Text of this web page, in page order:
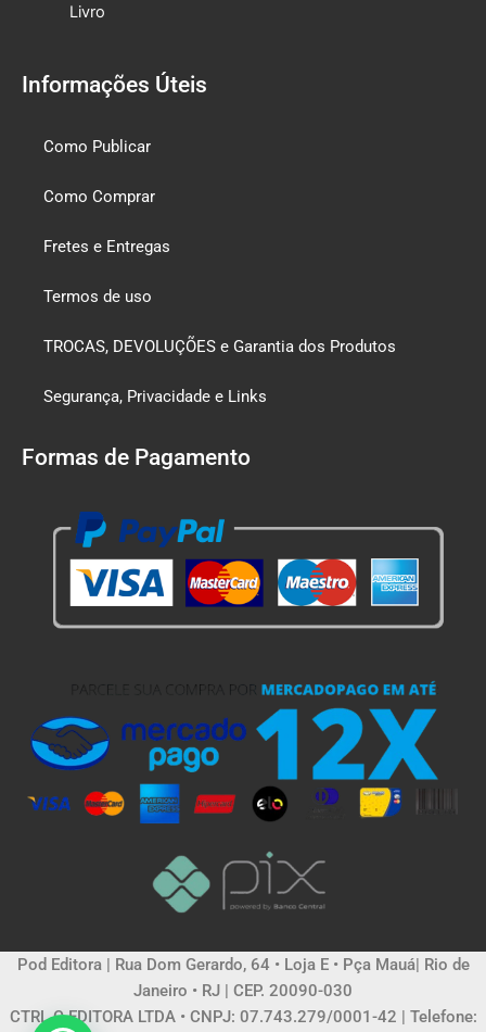
Livro
Informações Úteis
Como Publicar
Como Comprar
Fretes e Entregas
Termos de uso
TROCAS, DEVOLUÇÕES e Garantia dos Produtos
Segurança, Privacidade e Links
Formas de Pagamento
Pod Editora | Rua Dom Gerardo, 64 • Loja E • Pça Mauá| Rio de
Janeiro • RJ | CEP. 20090-030
CTRL C EDITORA LTDA • CNPJ: 07.743.279/0001-42 | Telefone: